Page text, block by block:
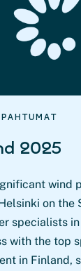
2025
wind
on the
specialists
with the top
in Finland,